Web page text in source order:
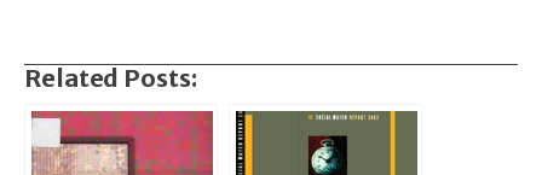
Related Posts: